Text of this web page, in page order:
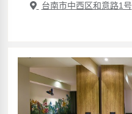
台南市中西区和意路1号